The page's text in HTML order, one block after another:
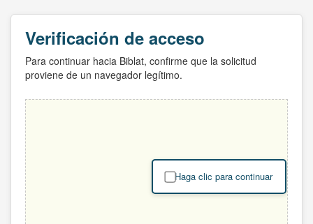
Verificación de acceso
Para continuar hacia Biblat, confirme que la solicitud
proviene de un navegador legítimo.
Haga clic para continuar